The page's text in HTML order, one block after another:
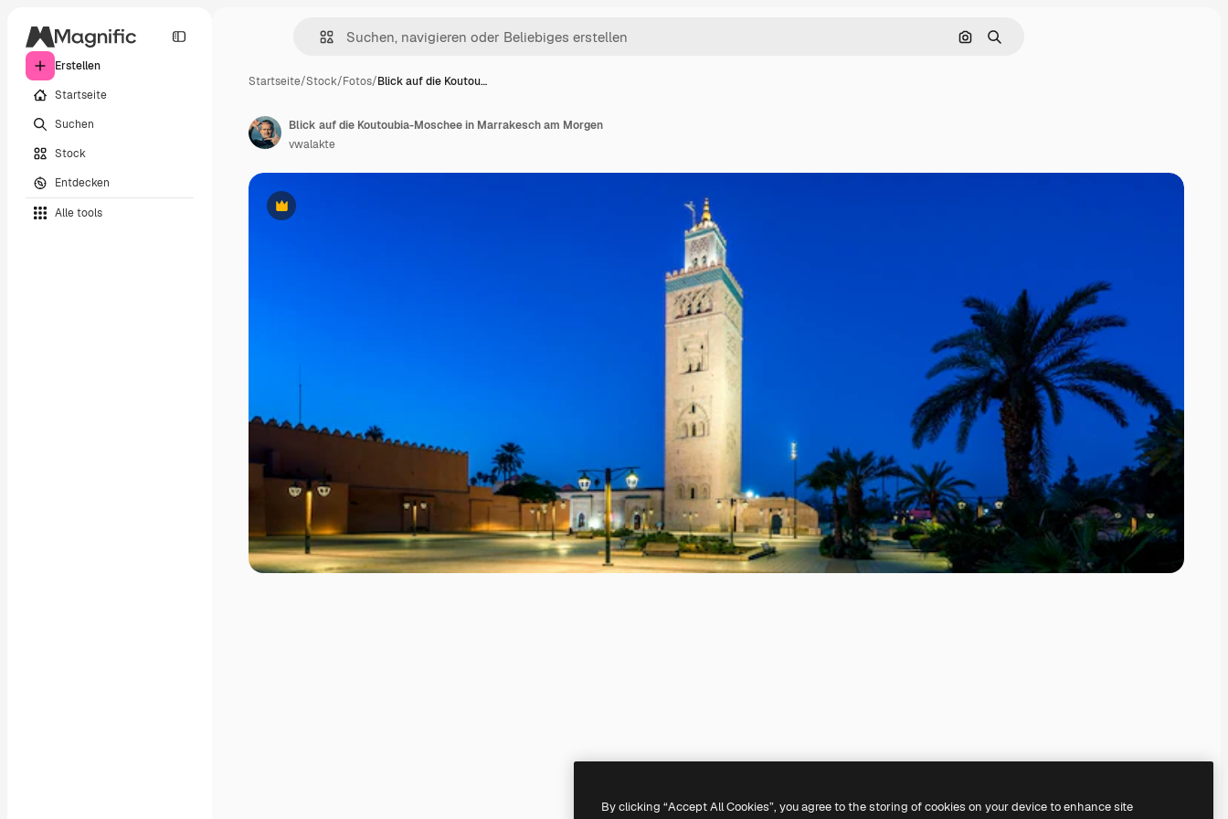
Erstellen
Startseite
Suchen
Stock
Entdecken
Alle tools
Nach Bild suchen
Suchen
Startseite/Stock/Fotos/Blick auf die Koutou…
Premium
Blick auf die Koutoubia-Moschee in Marrakesch am Morgen
vwalakte
By clicking “Accept All Cookies”, you agree to the storing of cookies on your device to enhance site